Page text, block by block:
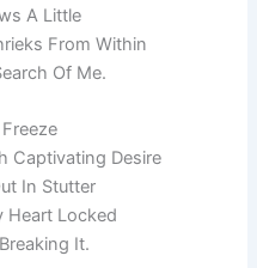
A Little
From Within
Of Me.
Captivating Desire
In Stutter
Heart Locked
It.